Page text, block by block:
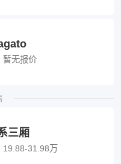
暂无报价
三厢
19.88-31.98万